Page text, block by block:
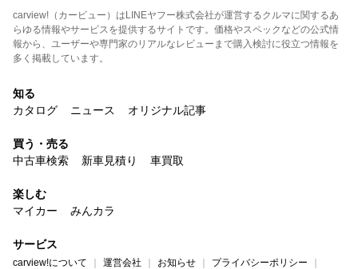
carview!（カービュー）はLINEヤフー株式会社が運営するクルマに関するあ
らゆる情報やサービスを提供するサイトです。価格やスペックなどの公式情
報から、ユーザーや専門家のリアルなレビューまで購入検討に役立つ情報を
多く掲載しています。
知る
カタログ
ニュース オリジナル記事
買う・売る
中古車検索
新車見積り 車買取
楽しむ
マイカー
みんカラ
サービス
carview!について 運営会社 お知らせ
プライバシーポリシー